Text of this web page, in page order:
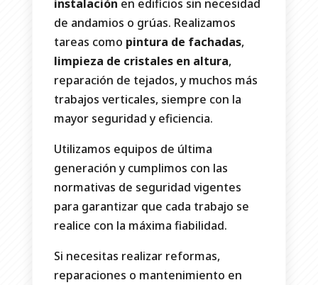
instalación en edificios sin necesidad
de andamios o grúas. Realizamos
tareas como pintura de fachadas,
limpieza de cristales en altura,
reparación de tejados, y muchos más
trabajos verticales, siempre con la
mayor seguridad y eficiencia.
Utilizamos equipos de última
generación y cumplimos con las
normativas de seguridad vigentes
para garantizar que cada trabajo se
realice con la máxima fiabilidad.
Si necesitas realizar reformas,
reparaciones o mantenimiento en